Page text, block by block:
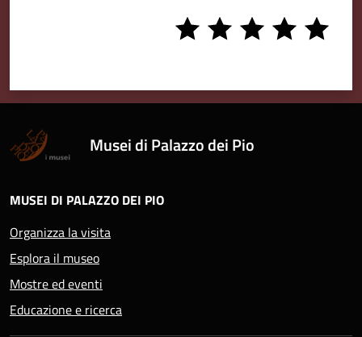
5
stars
4
stars
3
stars
2
stars
1
stars
Musei di Palazzo dei Pio
MUSEI DI PALAZZO DEI PIO
Organizza la visita
Esplora il museo
Mostre ed eventi
Educazione e ricerca